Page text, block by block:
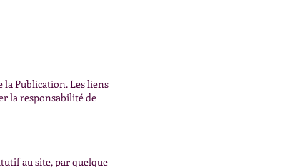
la Publication. Les liens
la responsabilité de
au site, par quelque